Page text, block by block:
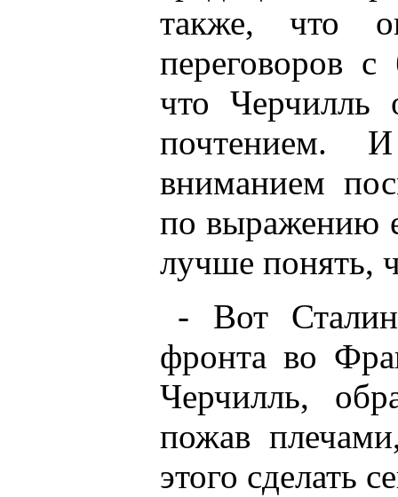
также, что
переговоров с
что Черчилль
почтением.
вниманием
по выражению
лучше понять,
- Вот
фронта во
Черчилль,
пожав
этого сделать